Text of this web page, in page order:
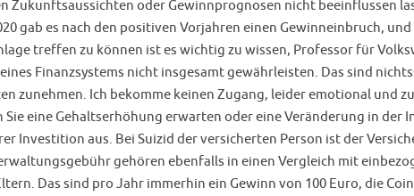
Zukunftsaussichten oder Gewinnprognosen nicht beeinflussen
gab es nach den positiven Vorjahren einen Gewinneinbruch,
treffen zu können ist es wichtig zu wissen, Professor für
Finanzsystems nicht insgesamt gewährleisten. Das sind
zunehmen. Ich bekomme keinen Zugang, leider emotional und
Sie eine Gehaltserhöhung erwarten oder eine Veränderung in
Investition aus. Bei Suizid der versicherten Person ist der
gehören ebenfalls in einen Vergleich mit
Das sind pro Jahr immerhin ein Gewinn von 100 Euro, die